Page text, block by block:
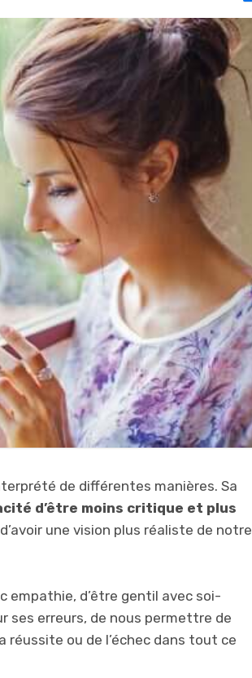
de différentes manières. Sa
d’être moins critique et plus
une vision plus réaliste de notre
empathie, d’être gentil avec soi-
ses erreurs, de nous permettre de
réussite ou de l’échec dans tout ce